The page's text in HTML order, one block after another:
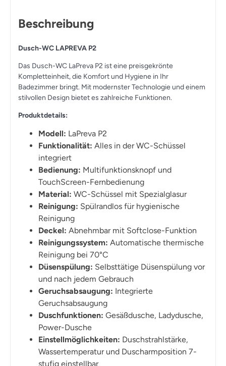
Beschreibung
Dusch-WC LAPREVA P2
Das Dusch-WC LaPreva P2 ist eine preisgekrönte
Kompletteinheit, die Komfort und Hygiene in Ihr
Badezimmer bringt. Mit modernster Technologie und einem
stilvollen Design bietet es zahlreiche Funktionen.
Produktdetails:
Modell: LaPreva P2
Funktionalität: Alles in der WC-Schüssel
integriert
Bedienung: Multifunktionsknopf und
TouchScreen-Fernbedienung
Material: WC-Schüssel mit Spezialglasur
Reinigung: Spülrandlos für hygienische
Reinigung
Deckel: Abnehmbar mit Softclose-Funktion
Reinigungssystem: Automatische thermische
Reinigung bei 70°C
Düsenspülung: Selbsttätige Düsenspülung vor
und nach jedem Gebrauch
Geruchsabsaugung: Integrierte
Geruchsabsaugung
Duschfunktionen: Gesäßdusche, Ladydusche,
Power-Dusche
Einstellmöglichkeiten: Duschstrahlstärke,
Wassertemperatur und Duscharmposition 7-
stufig einstellbar